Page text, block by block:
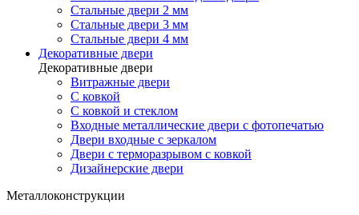
Стальные двери 2 мм
Стальные двери 3 мм
Стальные двери 4 мм
Декоративные двери
Декоративные двери
Витражные двери
С ковкой
С ковкой и стеклом
Входные металлические двери с фотопечатью
Двери входные с зеркалом
Двери с терморазрывом с ковкой
Дизайнерские двери
Металлоконструкции